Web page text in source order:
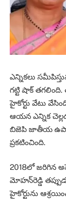
ఎన్నికలు
గట్టి షాక్
హైకోర్టు వేటు
ఆయన ఎన్నిక
బిజెపి జాతీయ
ప్రకటించింది.
2018లో జరిగిన
మోహన్‌రెడ్డి
హైకోర్టును